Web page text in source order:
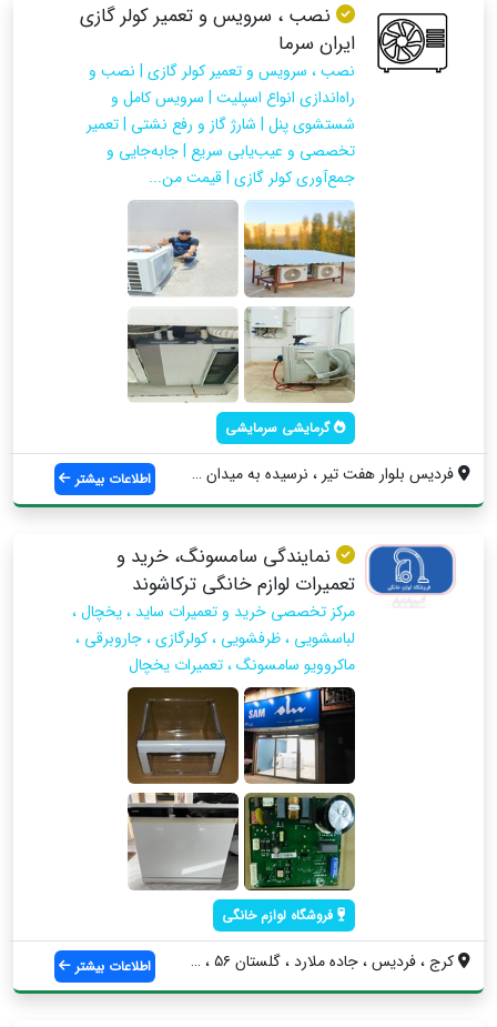
نصب ، سرویس و تعمیر کولر گازی
ایران سرما
نصب ، سرویس و تعمیر کولر گازی | نصب و
راه‌اندازی انواع اسپلیت | سرویس کامل و
شستشوی پنل | شارژ گاز و رفع نشتی | تعمیر
تخصصی و عیب‌یابی سریع | جابه‌جایی و
جمع‌آوری کولر گازی | قیمت من...
گرمایشی سرمایشی
فردیس بلوار هفت تیر ، نرسیده به میدان سپ... اطلاعات بیشتر
نمایندگی سامسونگ، خرید و
تعمیرات لوازم خانگی ترکاشوند
مرکز تخصصی خرید و تعمیرات ساید ، یخچال ،
لباسشویی ، ظرفشویی ، کولرگازی ، جاروبرقی ،
ماکروویو سامسونگ ، تعمیرات یخچال
فروشگاه لوازم خانگی
کرج ، فردیس ، جاده ملارد ، گلستان ۵۶ ، چ... اطلاعات بیشتر